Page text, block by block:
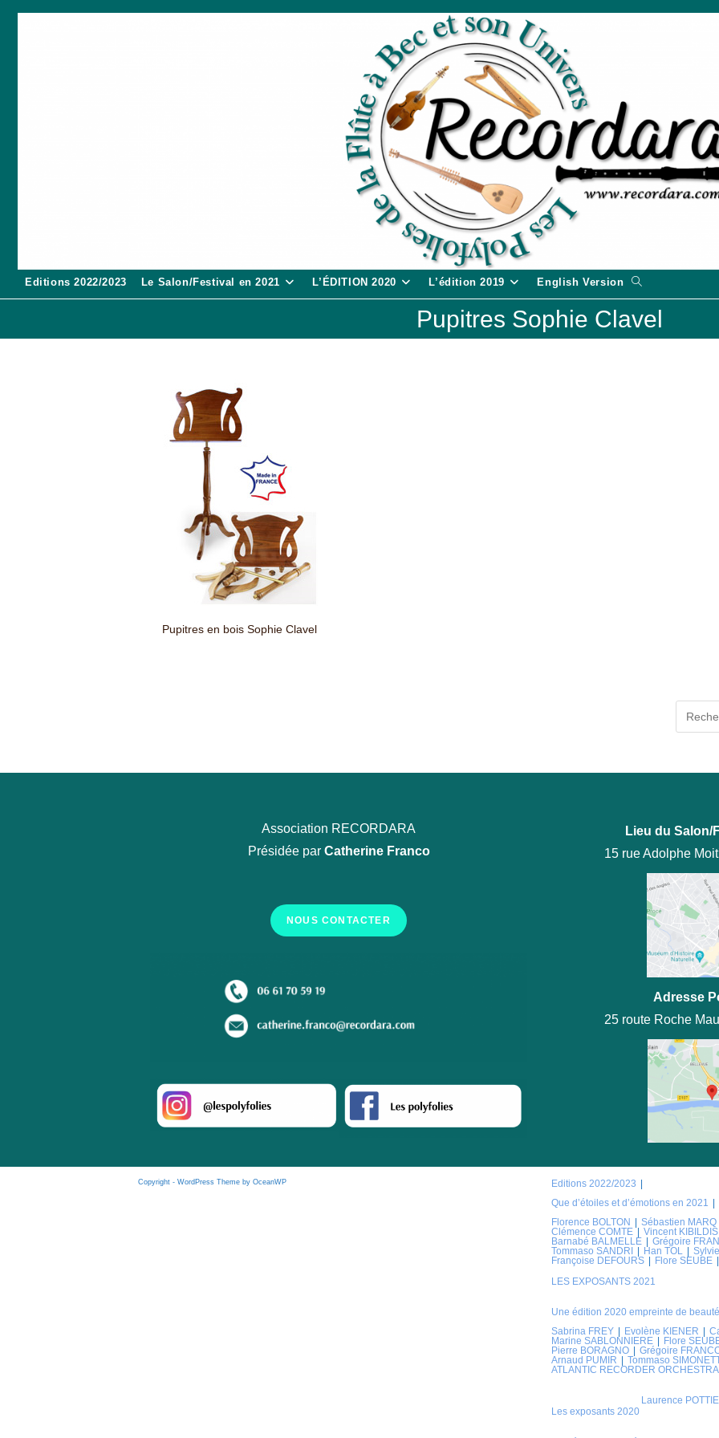
Editions 2022/2023 Le Salon/Festival en 2021 L’ÉDITION 2020 L’édition 2019 English Version
Toggle
search
Pupitres Sophie Clavel
Pupitres en bois Sophie Clavel
Association RECORDARA
Présidée par Catherine Franco
NOUS CONTACTER
Lieu du Salon/
15 rue Adolphe
Adresse
25 route Roche
Editions 2022/2023
Que d’étoiles et d’émotions en 2021
Florence BOLTON
Sébastien MARQ
Clémence COMTE
Vincent KIBILDIS
Barnabé BALMELLE
Grégoire
Tommaso SANDRI
Han TOL
Françoise DEFOURS
Flore SEUBE
LES EXPOSANTS 2021
Une édition 2020 empreinte de
Sabrina FREY
Evolène KIENER
Marine SABLONNIERE
Flore
Pierre BORAGNO
Grégoire
Arnaud PUMIR
Tommaso
ATLANTIC RECORDER ORCHESTRA
Laurence
Les exposants 2020
Copyright - WordPress Theme by OceanWP